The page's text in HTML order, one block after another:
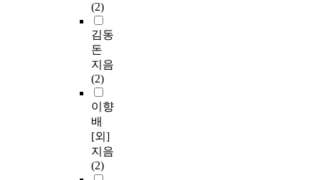
(2)
김동
돈
지음
(2)
이향
배
[외]
지음
(2)